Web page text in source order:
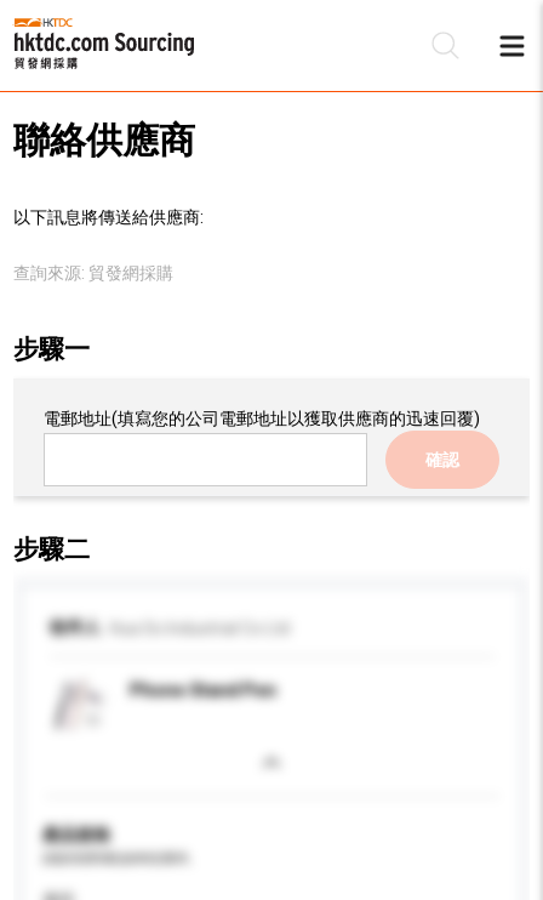
聯絡供應商
以下訊息將傳送給供應商:
查詢來源: 貿發網採購
步驟一
電郵地址(填寫您的公司電郵地址以獲取供應商的迅速回覆)
確認
步驟二
收件人
Phone Stand Pen
產品規格